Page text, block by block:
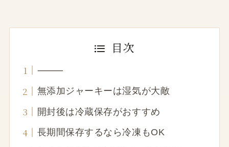
目次
⸻
無添加ジャーキーは湿気が大敵
開封後は冷蔵保存がおすすめ
長期間保存するなら冷凍もOK